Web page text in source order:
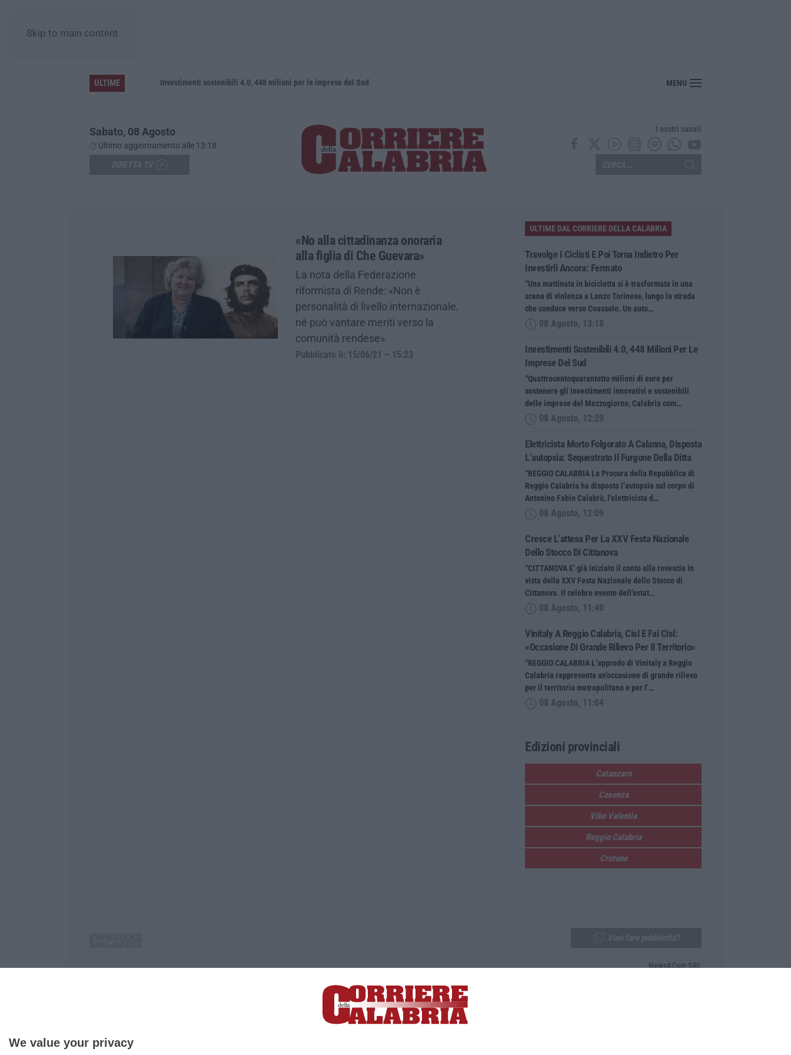
We value your privacy
Skip to main content
ULTIME Investimenti sostenibili 4.0, 448 milioni per le imprese del Sud Elettricista morto folgorato a Calanna, disposta l’autopsia: sequestrato il furgone della
MENU
Sabato, 08 Agosto
Ultimo aggiornamento alle 13:18
I nostri canali
«No alla cittadinanza onoraria
alla figlia di Che Guevara»
La nota della Federazione
riformista di Rende: «Non è
personalità di livello internazionale,
né può vantare meriti verso la
comunità rendese»
Pubblicato il: 15/06/21 – 15:23
ULTIME DAL CORRIERE DELLA CALABRIA
Travolge I Ciclisti E Poi Torna Indietro Per
Investirli Ancora: Fermato
“Una mattinata in bicicletta si è trasformata in una
scena di violenza a Lanzo Torinese, lungo la strada
che conduce verso Coassolo. Un auto…
08 Agosto, 13:18
Investimenti Sostenibili 4.0, 448 Milioni Per Le
Imprese Del Sud
“Quattrocentoquarantotto milioni di euro per
sostenere gli investimenti innovativi e sostenibili
delle imprese del Mezzogiorno, Calabria com…
08 Agosto, 12:29
Elettricista Morto Folgorato A Calanna, Disposta
L’autopsia: Sequestrato Il Furgone Della Ditta
“REGGIO CALABRIA La Procura della Repubblica di
Reggio Calabria ha disposto l’autopsia sul corpo di
Antonino Fabio Calabrò, l’elettricista d…
08 Agosto, 12:09
Cresce L’attesa Per La XXV Festa Nazionale
Dello Stocco Di Cittanova
“CITTANOVA E’ già iniziato il conto alla rovescia in
vista della XXV Festa Nazionale dello Stocco di
Cittanova. Il celebre evento dell’estat…
08 Agosto, 11:40
Vinitaly A Reggio Calabria, Cisl E Fai Cisl:
«Occasione Di Grande Rilievo Per Il Territorio»
“REGGIO CALABRIA L’approdo di Vinitaly a Reggio
Calabria rappresenta un’occasione di grande rilievo
per il territorio metropolitano e per l’…
08 Agosto, 11:04
Edizioni provinciali
Catanzaro
Cosenza
Vibo Valentia
Reggio Calabria
Crotone
P.IVA. 03199620794, Via del mare 6/G, S.Eufemia, Lamezia Terme (CZ)
Iscrizione tribunale di Lamezia Terme 5/2011 - Direttore responsabile Paola Militano |Privacy
News&Com SRL